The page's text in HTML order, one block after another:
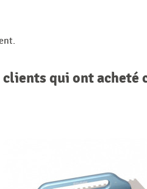
clients qui ont acheté